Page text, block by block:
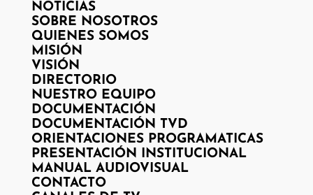
NOTICIAS
SOBRE NOSOTROS
QUIENES SOMOS
MISIÓN
VISIÓN
DIRECTORIO
NUESTRO EQUIPO
DOCUMENTACIÓN
DOCUMENTACIÓN TVD
ORIENTACIONES PROGRAMATICAS
PRESENTACIÓN INSTITUCIONAL
MANUAL AUDIOVISUAL
CONTACTO